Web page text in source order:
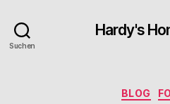
Suchen
Hardy's
BLOG